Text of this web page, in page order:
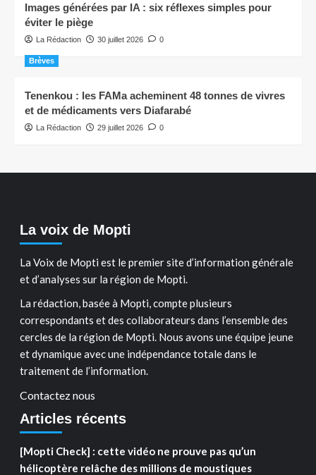
Images générées par IA : six réflexes simples pour
éviter le piège
La Rédaction 30 juillet 2026 0
Brèves
Tenenkou : les FAMa acheminent 48 tonnes de vivres
et de médicaments vers Diafarabé
La Rédaction 29 juillet 2026 0
La voix de Mopti
La Voix de Mopti est le premier site d’information générale
et d’analyses sur la région de Mopti.
La rédaction, basée à Mopti, compte plusieurs
correspondants et des collaborateurs dans l’ensemble des
cercles de la région de Mopti. Nous avons une équipe jeune
et dynamique avec une indépendance totale dans le
traitement de l’information.
Contactez nous
Articles récents
[Mopti Check] : cette vidéo ne prouve pas qu’un
hélicoptère relâche des millions de moustiques